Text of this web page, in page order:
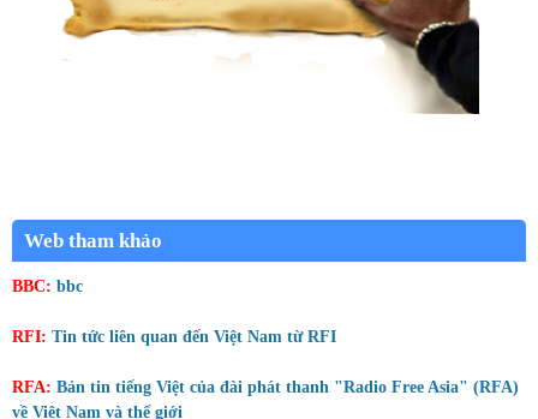
Web tham khảo
BBC: bbc
RFI: Tin tức liên quan đến Việt Nam từ RFI
RFA: Bản tin tiếng Việt của đài phát thanh "Radio Free Asia" (RFA)
về Việt Nam và thế giới